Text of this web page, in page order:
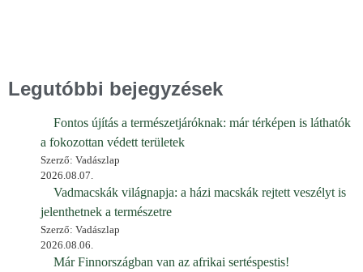
Legutóbbi bejegyzések
Fontos újítás a természetjáróknak: már térképen is láthatók
a fokozottan védett területek
Szerző: Vadászlap
2026.08.07.
Vadmacskák világnapja: a házi macskák rejtett veszélyt is
jelenthetnek a természetre
Szerző: Vadászlap
2026.08.06.
Már Finnországban van az afrikai sertéspestis!